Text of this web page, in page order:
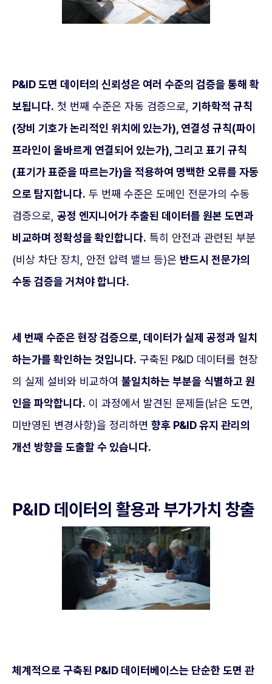
P&ID 도면 데이터의 신뢰성은 여러 수준의 검증을 통해 확
보됩니다. 첫 번째 수준은 자동 검증으로, 기하학적 규칙
(장비 기호가 논리적인 위치에 있는가), 연결성 규칙(파이
프라인이 올바르게 연결되어 있는가), 그리고 표기 규칙
(표기가 표준을 따르는가)을 적용하여 명백한 오류를 자동
으로 탐지합니다. 두 번째 수준은 도메인 전문가의 수동
검증으로, 공정 엔지니어가 추출된 데이터를 원본 도면과
비교하며 정확성을 확인합니다. 특히 안전과 관련된 부분
(비상 차단 장치, 안전 압력 밸브 등)은 반드시 전문가의
수동 검증을 거쳐야 합니다.
세 번째 수준은 현장 검증으로, 데이터가 실제 공정과 일치
하는가를 확인하는 것입니다. 구축된 P&ID 데이터를 현장
의 실제 설비와 비교하여 불일치하는 부분을 식별하고 원
인을 파악합니다. 이 과정에서 발견된 문제들(낡은 도면,
미반영된 변경사항)을 정리하면 향후 P&ID 유지 관리의
개선 방향을 도출할 수 있습니다.
P&ID 데이터의 활용과 부가가치 창출
체계적으로 구축된 P&ID 데이터베이스는 단순한 도면 관